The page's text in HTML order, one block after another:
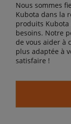
Nous sommes
Kubota dans la
produits
besoins. Notre
de vous aider à
plus adaptée à
satisfaire !